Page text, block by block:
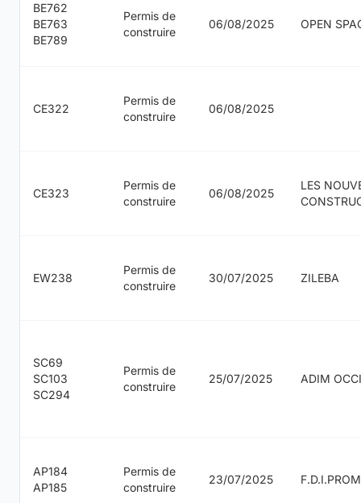
BE762
BE763
BE789
Permis de
construire
06/08/2025 OPEN
CE322
Permis de
construire
06/08/2025
CE323
Permis de
construire
06/08/2025
LES
EW238
Permis de
construire
30/07/2025 ZILEBA
SC69
SC103
SC294
Permis de
construire
25/07/2025 ADIM
AP184
AP185
Permis de
construire
23/07/2025